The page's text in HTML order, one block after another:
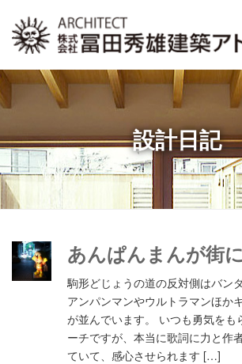
設計日記
あんぱんまんが街に
駒形どじょうの道の反対側はバン
アンパンマンやウルトラマンほか
が並んでいます。 いつも勇気をも
ーチですが、本当に歌詞に力と作
ていて、感心させられます […]